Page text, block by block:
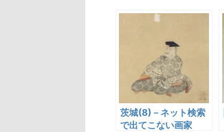
茨城(8)－ネット検索
で出てこない画家